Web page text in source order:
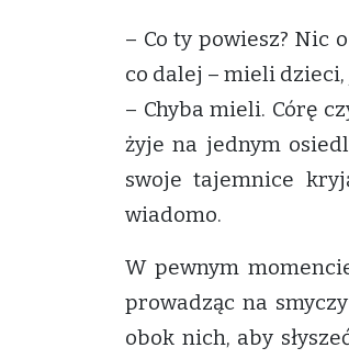
– Co ty powiesz? Nic
co dalej – mieli dzieci,
– Chyba mieli. Córę
żyje na jednym
swoje tajemnice
wiadomo.
W pewnym
prowadząc na
obok nich, aby